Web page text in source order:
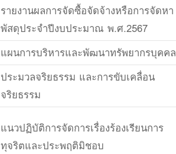
รายงานผลการจัดซื้อจัดจ้างหรือการจัดหา
พัสดุประจำปีงบประมาณ พ.ศ.2567
แผนการบริหารและพัฒนาทรัพยากรบุคคล
ประมวลจริยธรรม และการขับเคลื่อน
จริยธรรม
แนวปฏิบัติการจัดการเรื่องร้องเรียนการ
ทุจริตและประพฤติมิชอบ